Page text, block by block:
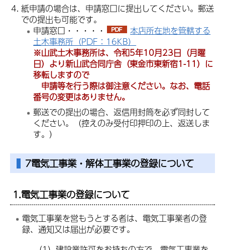
紙申請の場合は、申請窓口に提出してください。郵送
での提出も可能です。
申請窓口・・・・・
本店所在地を管轄する
土木事務所（PDF：16KB）
※山武土木事務所は、令和5年10月23日（月曜
日）より新山武合同庁舎（東金市東新宿1-11）に
移転しますので
申請等を行う際は御注意ください。なお、電話
番号の変更はありません。
郵送での提出の場合、返信用封筒を必ず同封して
ください。（控えのみ受付印押印の上、返送しま
す。）
7電気工事業・解体工事業の登録について
1.電気工事業の登録について
電気工事業を営もうとする者は、電気工事業者の登
録、通知又は届出が必要です。